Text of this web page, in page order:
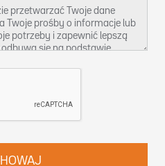
przetwarzać Twoje dane
Twoje prośby o informacje lub
potrzeby i zapewnić lepszą
się na podstawie
praw możesz znaleźć w